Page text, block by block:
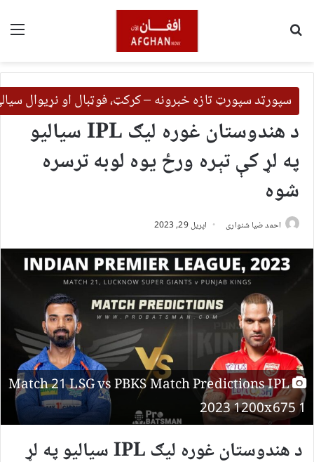
سپورټد سپورټ تازه خبرونه – کرکټ، فوټبال او نړیوال
د هندوستان غوره ليګ IPL سياليو
په لړ کې تېره ورځ يوه لوبه ترسره
شوه
احمد ضیا شنواری اپریل 29, 2023
Match 21 LSG vs PBKS Match Predictions IPL
2023 1200x675 1
د هندوستان غوره ليګIPLسياليو په لړ